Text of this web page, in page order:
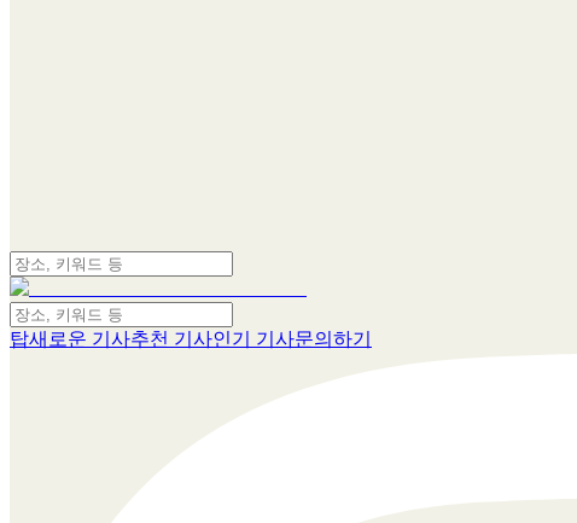
탑새로운 기사추천 기사인기 기사문의하기